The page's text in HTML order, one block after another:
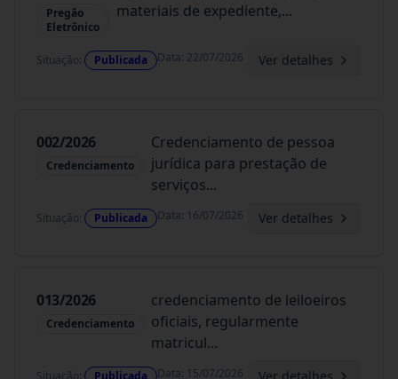
Pregão
Eletrônico
materiais de expediente,...
Situação: Publicada Data: 22/07/2026 Ver detalhes
002/2026
Credenciamento
Credenciamento de pessoa
jurídica para prestação de
serviços...
Situação: Publicada Data: 16/07/2026 Ver detalhes
013/2026
Credenciamento
credenciamento de leiloeiros
oficiais, regularmente
matricul...
Situação: Publicada Data: 15/07/2026